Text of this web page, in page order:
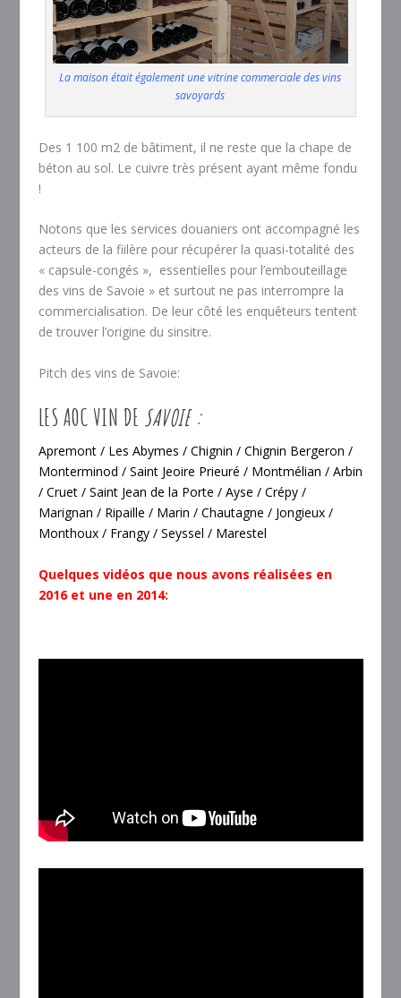
La maison était également une vitrine commerciale des vins
savoyards
Des 1 100 m2 de bâtiment, il ne reste que la chape de
béton au sol. Le cuivre très présent ayant même fondu
!
Notons que les services douaniers ont accompagné les
acteurs de la fiilère pour récupérer la quasi-totalité des
« capsule-congés », essentielles pour l’embouteillage
des vins de Savoie » et surtout ne pas interrompre la
commercialisation. De leur côté les enquêteurs tentent
de trouver l’origine du sinsitre.
Pitch des vins de Savoie:
LES AOC VIN DE SAVOIE :
Apremont / Les Abymes / Chignin / Chignin Bergeron /
Monterminod / Saint Jeoire Prieuré / Montmélian / Arbin
/ Cruet / Saint Jean de la Porte / Ayse / Crépy/
Marignan / Ripaille / Marin / Chautagne / Jongieux/
Monthoux/ Frangy/ Seyssel /Marestel
Quelques vidéos que nous avons réalisées en
2016 et une en 2014: